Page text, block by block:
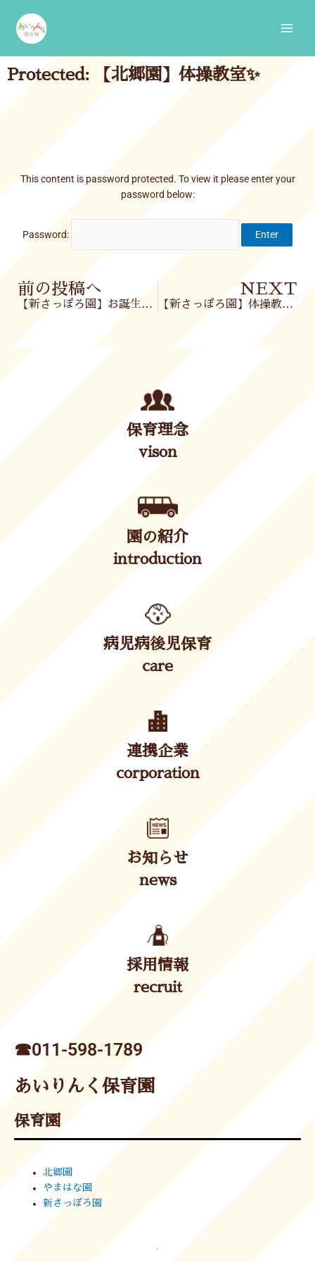
content
Protected: 【北郷園】体操教室✨
This content is password protected. To view it please enter your
password below:
Password:
Prev
前の投稿へ
【新さっぽろ園】お誕生会🎂
NEXT
【新さっぽろ園】体操教室🤾‍♂️
保育理念
vison
園の紹介
introduction
病児病後児保育
care
連携企業
corporation
お知らせ
news
採用情報
recruit
☎︎011-598-1789
あいりんく保育園
保育園
北郷園
やまはな園
新さっぽろ園